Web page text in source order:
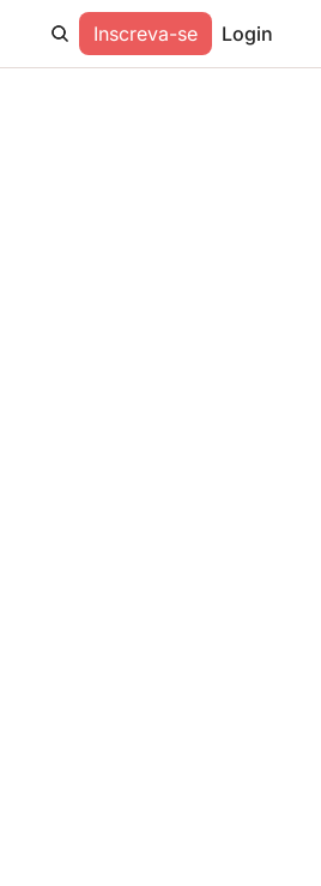
Inscreva-se Login